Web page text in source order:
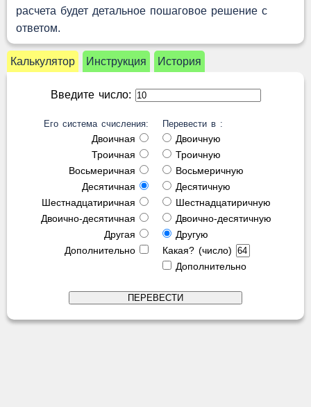
расчета будет детальное пошаговое решение с
ответом.
Калькулятор Инструкция История
Введите число:
Его система счисления:
Двоичная
Троичная
Восьмеричная
Десятичная
Шестнадцатиричная
Двоично-десятичная
Другая
Дополнительно
Перевести в :
Двоичную
Троичную
Восьмеричную
Десятичную
Шестнадцатиричную
Двоично-десятичную
Другую
Какая? (число)
Дополнительно